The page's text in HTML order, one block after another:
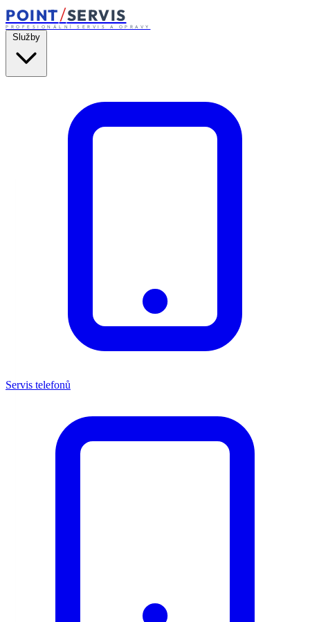
POINT/SERVIS
PROFESIONÁLNÍ SERVIS A OPRAVY
Služby
Servis telefonů